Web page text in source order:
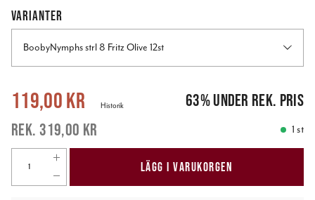
VARIANTER
BoobyNymphs strl 8 Fritz Olive 12st
Nuvarande pris:119,00 kr 319,00 kr
119,00 kr
319,00 kr
Historik 63%under rek. pris
1 st
LÄGG I VARUKORGEN